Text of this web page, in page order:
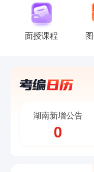
面授课程
湖南新增公告
0